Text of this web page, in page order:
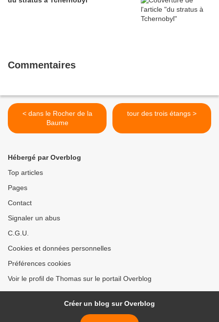
Commentaires
< dans le Rocher de la
Baume
tour des trois étangs >
Hébergé par Overblog
Top articles
Pages
Contact
Signaler un abus
C.G.U.
Cookies et données personnelles
Préférences cookies
Voir le profil de Thomas sur le portail Overblog
Créer un blog sur Overblog